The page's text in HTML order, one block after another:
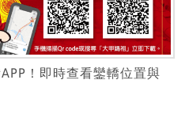
！即時查看鑾轎位置與